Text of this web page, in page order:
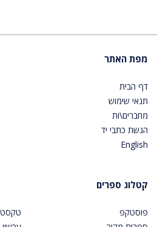
מפת האתר
דף הבית
תנאי שימוש
מחברים\ות
הגשת כתבי יד
English
קטלוג ספרים
פוסטקפ